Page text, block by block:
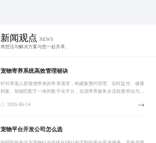
新闻观点 NEWS
将想法与解决方案与您一起共享。
宠物寄养系统高效管理秘诀
针对养宠人群激增带来的寄养需求，构建集预约管理、实时监控、健康
档案、智能匹配于一体的数字化平台，实现寄养服务全流程透明化与标
2026-06-14
宠物平台开发公司怎么选